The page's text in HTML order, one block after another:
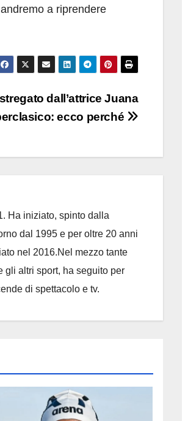
a riprendere
dall’attrice Juana
ecco perché
Ha iniziato, spinto dalla
dal 1995 e per oltre 20 anni
nel 2016.Nel mezzo tante
altri sport, ha seguito per
di spettacolo e tv.